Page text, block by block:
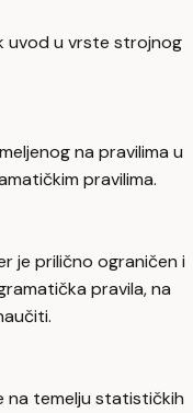
uvod u vrste strojnog
na pravilima u
pravilima.
je prilično ograničen i
pravila, na
na temelju statističkih